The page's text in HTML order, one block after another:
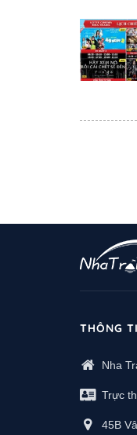
THÔNG
Nha
Trực
45B